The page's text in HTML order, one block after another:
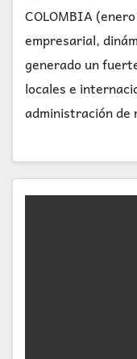
COLOMBIA
empresarial,
generado un
locales e
administración de